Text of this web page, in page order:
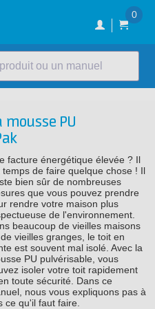
0
ou un manuel
PU
facture énergétique élevée ? Il
temps de faire quelque chose ! Il
bien sûr de nombreuses
que vous pouvez prendre
rendre votre maison plus
de l'environnement.
beaucoup de vieilles maisons
vieilles granges, le toit en
est souvent mal isolé. Avec la
PU pulvérisable, vous
isoler votre toit rapidement
toute sécurité. Dans ce
nous vous expliquons pas à
ce qu'il faut faire.